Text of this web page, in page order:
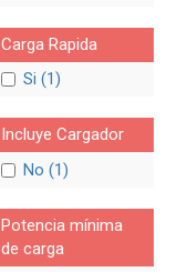
Carga Rapida
Si (1)
Incluye Cargador
No (1)
Potencia mínima
de carga